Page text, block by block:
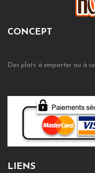
CONCEPT
Des plats à emporter ou à
LIENS